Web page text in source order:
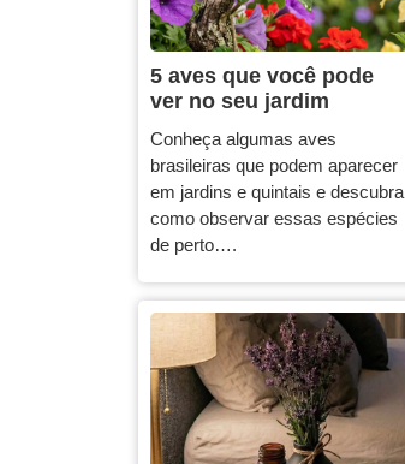
5 aves que você pode
ver no seu jardim
Conheça algumas aves
brasileiras que podem aparecer
em jardins e quintais e descubra
como observar essas espécies
de perto….